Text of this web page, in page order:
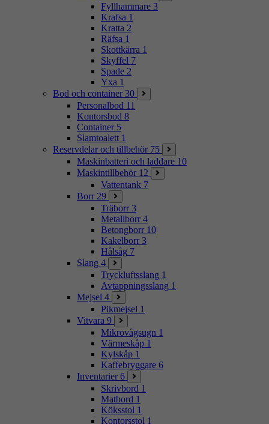
Fyllhammare 3
Krafsa 1
Kratta 2
Räfsa 1
Skottkärra 1
Skyffel 7
Spade 2
Yxa 1
Bod och container 30
Personalbod 11
Kontorsbod 8
Container 5
Slamtoalett 1
Reservdelar och tillbehör 75
Maskinbatteri och laddare 10
Maskintillbehör 12
Vattentank 7
Borr 29
Träborr 3
Metallborr 4
Betongborr 10
Kakelborr 3
Hålsåg 7
Slang 4
Tryckluftsslang 1
Avtappningsslang 1
Mejsel 4
Pikmejsel 1
Vitvara 9
Mikrovågsugn 1
Värmeskåp 1
Kylskåp 1
Kaffebryggare 6
Inventarier 6
Skrivbord 1
Matbord 1
Köksstol 1
Kontorsstol 1